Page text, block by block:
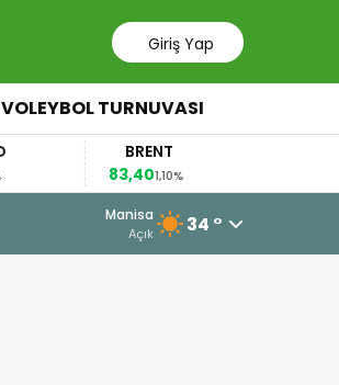
Giriş Yap
VOLEYBOL TURNUVASI
BRENT
83,401,10%
3 Ağustos 2026 - 12:23
U15 Kız Milli
Manisa
Açık 34 °